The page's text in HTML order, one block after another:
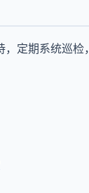
定期系统巡检